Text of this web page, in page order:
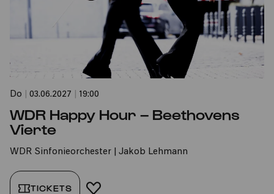
Do 03.06.2027 19:00
WDR Happy Hour – Beethovens
Vierte
WDR Sinfonieorchester | Jakob Lehmann
TICKETS FAVORIT HINZUFÜGEN